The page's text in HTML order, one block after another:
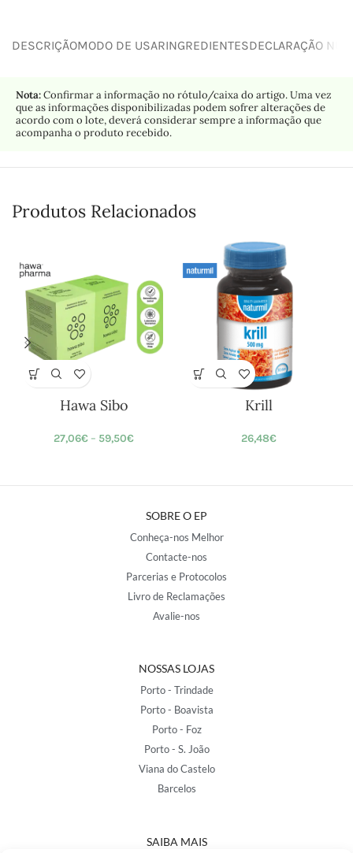
DESCRIÇÃOMODO DE USARINGREDIENTESDECLARAÇÃO
Nota:Confirmar a informação no rótulo/caixa do artigo. Uma vez
que as informações disponibilizadas podem sofrer alterações de
acordo com o lote, deverá considerar sempre a informação que
acompanha o produto recebido.
Produtos Relacionados
Hawa Sibo
27,06€ – 59,50€
Krill
26,48€
SOBRE O EP
Conheça-nos Melhor
Contacte-nos
Parcerias e Protocolos
Livro de Reclamações
Avalie-nos
NOSSAS LOJAS
Porto - Trindade
Porto - Boavista
Porto - Foz
Porto - S. João
Viana do Castelo
Barcelos
SAIBA MAIS